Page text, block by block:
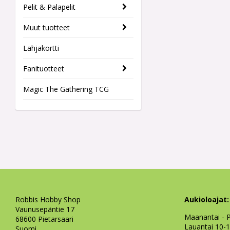
Pelit & Palapelit
Muut tuotteet
Lahjakortti
Fanituotteet
Magic The Gathering TCG
Robbis Hobby Shop
Vaunusepäntie 17
68600 Pietarsaari
Aukioloajat:
Maanantai -
Lauantai 10-